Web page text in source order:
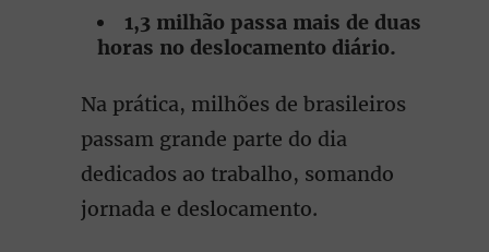
1,3 milhão passa mais de duas
horas no deslocamento diário.
Na prática, milhões de brasileiros
passam grande parte do dia
dedicados ao trabalho, somando
jornada e deslocamento.